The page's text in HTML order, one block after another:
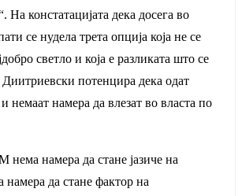
На констатацијата дека досега во
се нудела трета опција која не се
светло и која е разликата што се
потенцира дека одат
немаат намера да влезат во власта по
намера да стане јазиче на
намера да стане фактор на